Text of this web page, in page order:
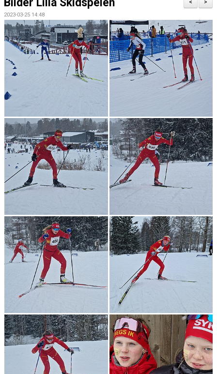
DOKUMENT
SVEGSSKIDAN
KONTAKT
TÄVLINGAR
KOMMUNSKIDAN
>
<
Bilder Lilla Skidspelen
2023-03-25 14:48